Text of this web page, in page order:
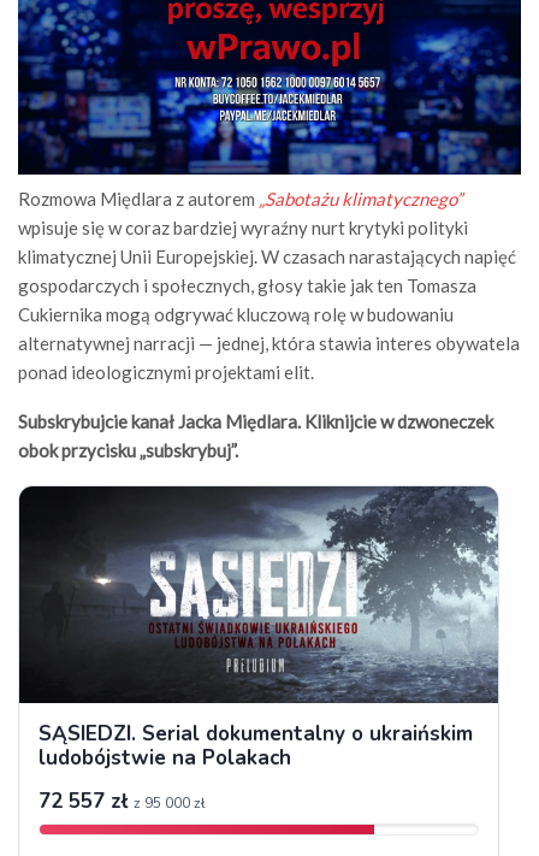
Rozmowa Międlara z autorem „Sabotażu klimatycznego”
wpisuje się w coraz bardziej wyraźny nurt krytyki polityki
klimatycznej Unii Europejskiej. W czasach narastających napięć
gospodarczych i społecznych, głosy takie jak ten Tomasza
Cukiernika mogą odgrywać kluczową rolę w budowaniu
alternatywnej narracji — jednej, która stawia interes obywatela
ponad ideologicznymi projektami elit.
Subskrybujcie kanał Jacka Międlara. Kliknijcie w dzwoneczek
obok przycisku „subskrybuj”.